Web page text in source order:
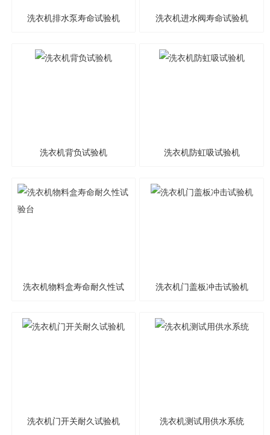
洗衣机排水泵寿命试验机 洗衣机进水阀寿命试验机
洗衣机背负试验机 洗衣机防虹吸试验机
洗衣机物料盒寿命耐久性试 洗衣机门盖板冲击试验机
洗衣机门开关耐久试验机 洗衣机测试用供水系统